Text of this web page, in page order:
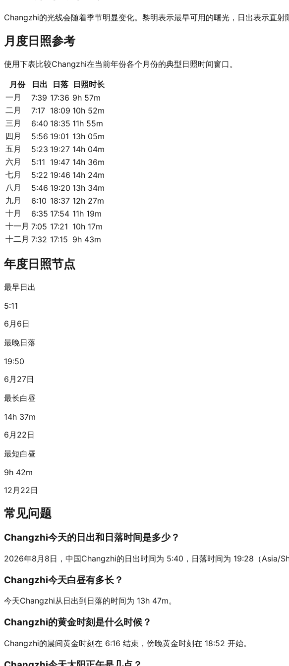
Changzhi的光线会随着季节明显变化。黎明表示最早可用的曙光，日出表示直
月度日照参考
使用下表比较Changzhi在当前年份各个月份的典型日照时间窗口。
月份 日出 日落 日照时长
一月
7:39 17:36 9h 57m
二月
7:17 18:09 10h 52m
三月
6:40 18:35 11h 55m
四月
5:56 19:01 13h 05m
五月
5:23 19:27 14h 04m
六月
5:11 19:47 14h 36m
七月
5:22 19:46 14h 24m
八月
5:46 19:20 13h 34m
九月
6:10 18:37 12h 27m
十月
6:35 17:54 11h 19m
十一月 7:05 17:21 10h 17m
十二月 7:32 17:15 9h 43m
年度日照节点
最早日出
5:11
6月6日
最晚日落
19:50
6月27日
最长白昼
14h 37m
6月22日
最短白昼
9h 42m
12月22日
常见问题
Changzhi今天的日出和日落时间是多少？
2026年8月8日，中国Changzhi的日出时间为 5:40，日落时间为 19:28（Asia/
Changzhi今天白昼有多长？
今天Changzhi从日出到日落的时间为 13h 47m。
Changzhi的黄金时刻是什么时候？
Changzhi的晨间黄金时刻在 6:16 结束，傍晚黄金时刻在 18:52 开始。